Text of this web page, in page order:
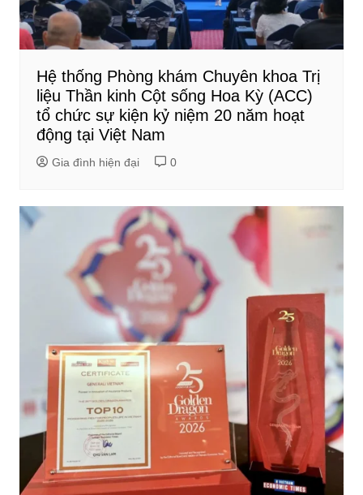
Hệ thống Phòng khám Chuyên khoa Trị
liệu Thần kinh Cột sống Hoa Kỳ (ACC)
tổ chức sự kiện kỷ niệm 20 năm hoạt
động tại Việt Nam
Gia đình hiện đại 0